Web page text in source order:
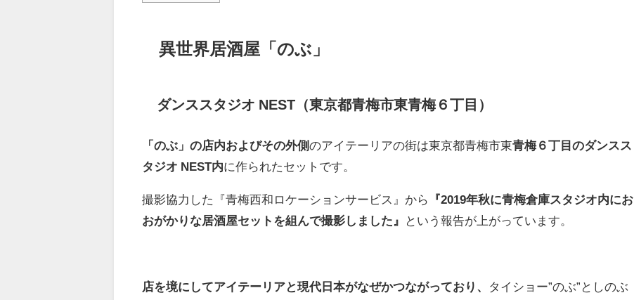
異世界居酒屋「のぶ」
ダンススタジオ NEST（東京都青梅市東青梅６丁目）
「のぶ」の店内およびその外側のアイテーリアの街は東京都青梅市東青梅６丁目のダンスス
タジオ NEST内に作られたセットです。
撮影協力した『青梅西和ロケーションサービス』から
『2019年秋に青梅倉庫スタジオ内にお
おがかりな居酒屋セットを組んで撮影しました』
という報告が上がっています。
店を境にしてアイテーリアと現代日本がなぜかつながっており、
タイショー”のぶ”としのぶ